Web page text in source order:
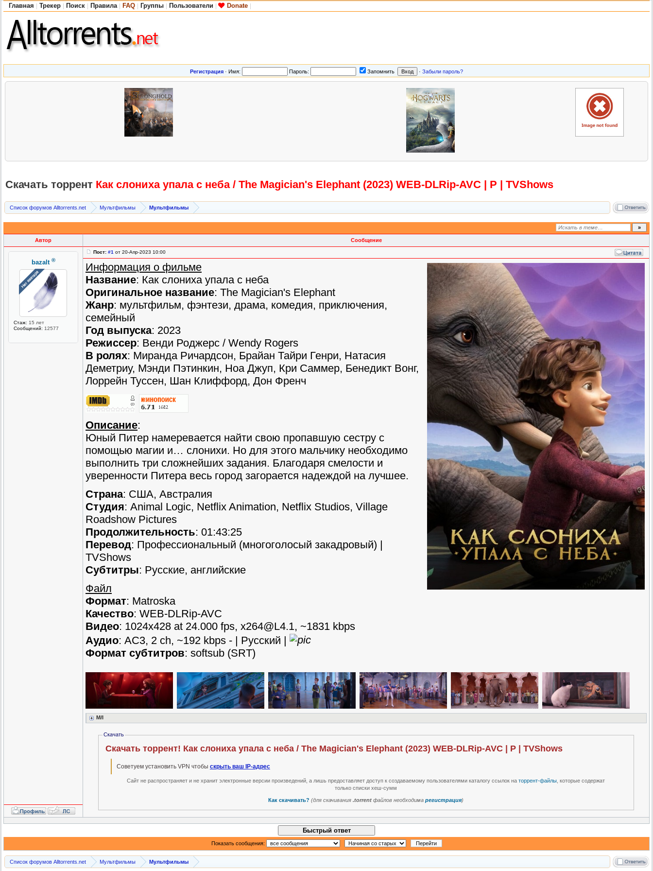
Главная Трекер Поиск Правила FAQ Группы Пользователи Donate
Регистрация · Имя: Пароль: Запомнить · Забыли пароль?
Скачать торрент Как слониха упала с неба / The Magician's Elephant (2023) WEB-DLRip-AVC | P | TVShows
Список форумов Alltorrents.net Мультфильмы Мультфильмы
Автор Сообщение
bazalt ®
Стаж: 15 лет
Сообщений: 12577
Пост: #1 от 20-Апр-2023 10:00
Информация о фильме
Название: Как слониха упала с неба
Оригинальное название: The Magician's Elephant
Жанр: мультфильм, фэнтези, драма, комедия, приключения,
семейный
Год выпуска: 2023
Режиссер: Венди Роджерс / Wendy Rogers
В ролях: Миранда Ричардсон, Брайан Тайри Генри, Натасия
Деметриу, Мэнди Пэтинкин, Ноа Джуп, Кри Саммер, Бенедикт Вонг,
Лоррейн Туссен, Шан Клиффорд, Дон Френч
Описание:
Юный Питер намеревается найти свою пропавшую сестру с
помощью магии и… слонихи. Но для этого мальчику необходимо
выполнить три сложнейших задания. Благодаря смелости и
уверенности Питера весь город загорается надеждой на лучшее.
Страна: США, Австралия
Студия: Animal Logic, Netflix Animation, Netflix Studios, Village
Roadshow Pictures
Продолжительность: 01:43:25
Перевод: Профессиональный (многоголосый закадровый) |
TVShows
Субтитры: Русские, английские
Файл
Формат: Matroska
Качество: WEB-DLRip-AVC
Видео: 1024x428 at 24.000 fps, x264@L4.1, ~1831 kbps
Аудио: AC3, 2 ch, ~192 kbps - | Русский |
Формат субтитров: softsub (SRT)
M/I
Скачать
Скачать торрент! Как слониха упала с неба / The Magician's Elephant (2023) WEB-DLRip-AVC | P | TVShows
Советуем установить VPN чтобы скрыть ваш IP-адрес
Сайт не распространяет и не хранит электронные версии произведений, а лишь предоставляет доступ к создаваемому пользователями каталогу ссылок наторрент-файлы , которые содержат
только списки хеш-сумм
Как скачивать? (для скачивания.torrent файлов необходимарегистрация)
Быстрый ответ
Показать сообщения:
Список форумов Alltorrents.net Мультфильмы Мультфильмы